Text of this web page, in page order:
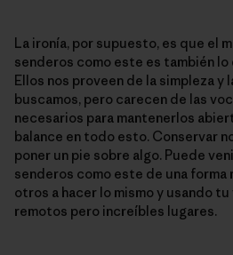
La ironía, por supuesto, es que el
senderos como este es también lo
Ellos nos proveen de la simpleza y
buscamos, pero carecen de las
necesarios para mantenerlos
balance en todo esto. Conservar
poner un pie sobre algo. Puede
senderos como este de una forma
otros a hacer lo mismo y usando
remotos pero increíbles lugares.